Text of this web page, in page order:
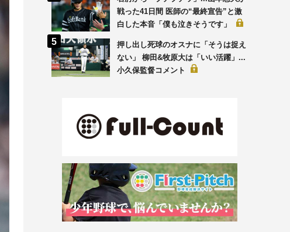
戦った41日間 医師の“最終宣告”と激
白した本音「僕も泣きそうです」
押し出し死球のオスナに「そうは捉え
ない」 柳田&牧原大は「いい活躍」...
小久保監督コメント